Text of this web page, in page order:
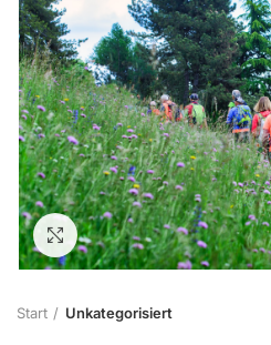
Zum Vergrößern klicken
Start Unkategorisiert